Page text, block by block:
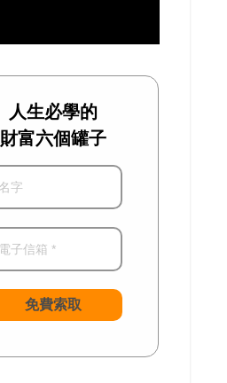
人生必學的
財富六個罐子
免費索取